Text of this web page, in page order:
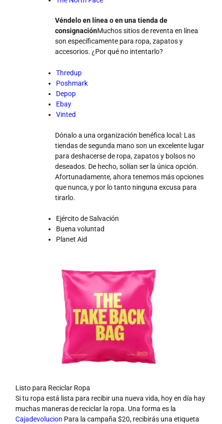
Véndelo en línea o en una tienda de
consignaciónMuchos sitios de reventa en línea
son específicamente para ropa, zapatos y
accesorios. ¿Por qué no intentarlo?
Thredup
Poshmark
Depop
Ebay
Vinted
Dónalo a una organización benéfica local: Las
tiendas de segunda mano son un excelente lugar
para deshacerse de ropa, zapatos y bolsos no
deseados. De hecho, solían ser la única opción.
Afortunadamente, ahora tenemos más opciones
que nunca, y por lo tanto ninguna excusa para
tirarlo.
Ejército de Salvación
Buena voluntad
Planet Aid
Listo para Reciclar Ropa
Si tu ropa está lista para recibir una nueva vida, hoy en día hay
muchas maneras de reciclar la ropa. Una forma es la
Cajadevolucion Para la campaña $20, recibirás una etiqueta